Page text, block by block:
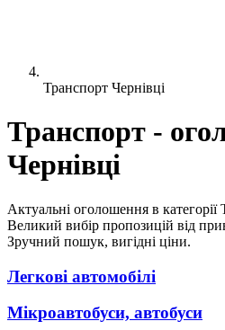
Транспорт Чернівці
Транспорт -
Чернівці
Актуальні оголошення в категорії
Великий вибір пропозицій від
Зручний пошук, вигідні ціни.
Легкові автомобілі
Мікроавтобуси, автобуси